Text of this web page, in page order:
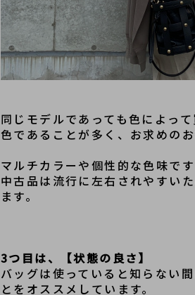
同じモデルであっても色によっ
色であることが多く、お求めの
マルチカラーや個性的な色味で
中古品は流行に左右されやすい
3つ目は、【状態の良さ】
バッグは使っていると知らない
とをオススメしています。